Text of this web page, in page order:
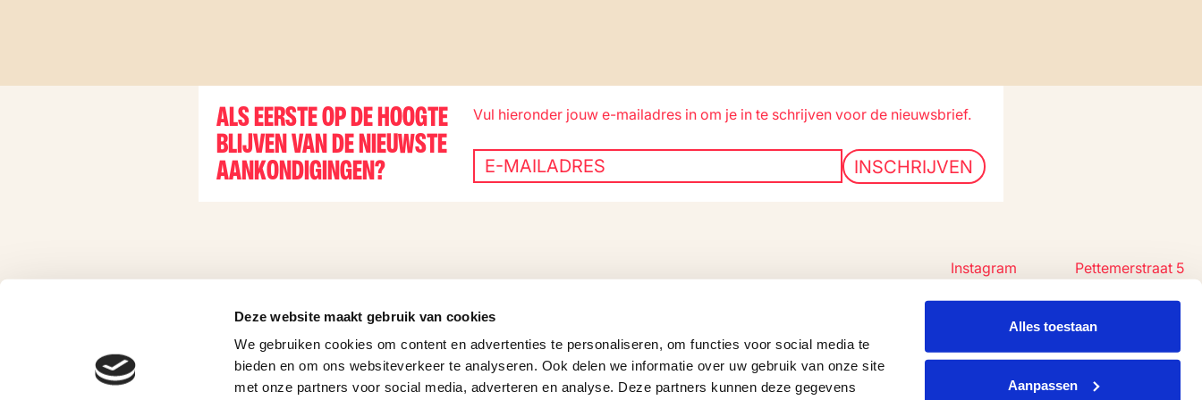
Deze website maakt gebruik van cookies
We gebruiken cookies om content en advertenties te personaliseren, om functies voor social media te
bieden en om ons websiteverkeer te analyseren. Ook delen we informatie over uw gebruik van onze site
met onze partners voor social media, adverteren en analyse. Deze partners kunnen deze gegevens
Alles toestaan
Aanpassen
ALS EERSTE OP DE HOOGTE
BLIJVEN VAN DE NIEUWSTE
AANKONDIGINGEN?
Vul hieronder jouw e-mailadres in om je in te schrijven voor de nieuwsbrief.
INSCHRIJVEN
Instagram
Tiktok
Facebook
Pettemerstraat 5
Alkmaar
072 303 37 00
Privacy